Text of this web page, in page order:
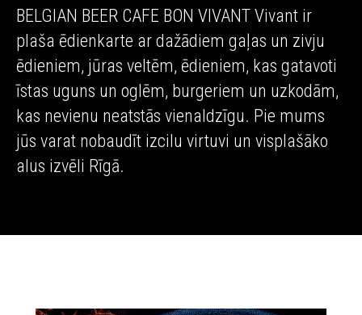
BELGIAN BEER CAFE BON VIVANT Vivant ir
plaša ēdienkarte ar dažādiem gaļas un zivju
ēdieniem, jūras veltēm, ēdieniem, kas gatavoti
īstas uguns un oglēm, burgeriem un uzkodām,
kas nevienu neatstās vienaldzīgu. Pie mums
jūs varat nobaudīt izcilu virtuvi un visplašāko
alus izvēli Rīgā.